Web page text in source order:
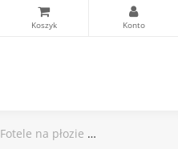
Fotele na płozie